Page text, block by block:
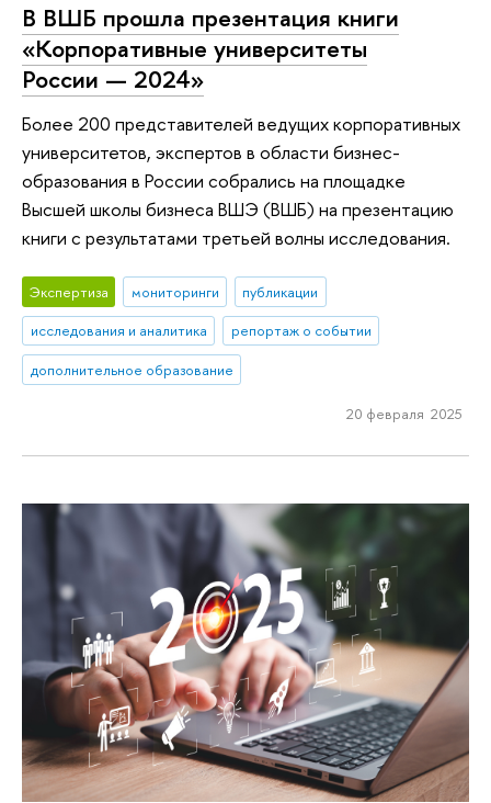
В ВШБ прошла презентация книги
«Корпоративные университеты
России — 2024»
Более 200 представителей ведущих корпоративных
университетов, экспертов в области бизнес-
образования в России собрались на площадке
Высшей школы бизнеса ВШЭ (ВШБ) на презентацию
книги с результатами третьей волны исследования.
Экспертиза мониторинги
публикации
исследования и аналитика
репортаж о событии
дополнительное образование
20 февраля 2025